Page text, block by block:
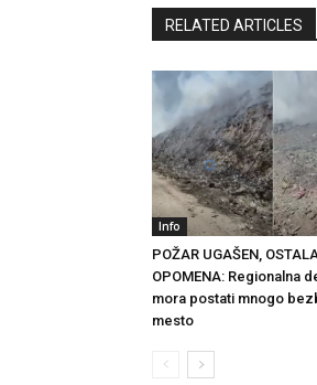
RELATED ARTICLES
Info
POŽAR UGAŠEN,
OPOMENA: Regionalna
mora postati mnogo
mesto